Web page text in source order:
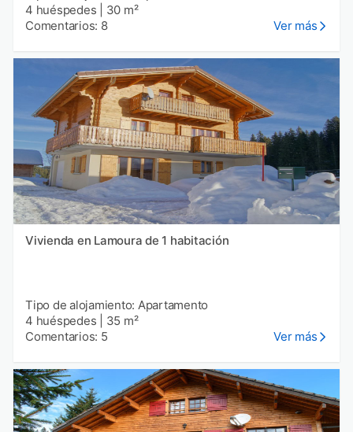
4 huéspedes
30 m²
Comentarios: 8
Ver más
Vivienda en Lamoura de 1 habitación
Tipo de alojamiento: Apartamento
4 huéspedes
35 m²
Comentarios: 5
Ver más